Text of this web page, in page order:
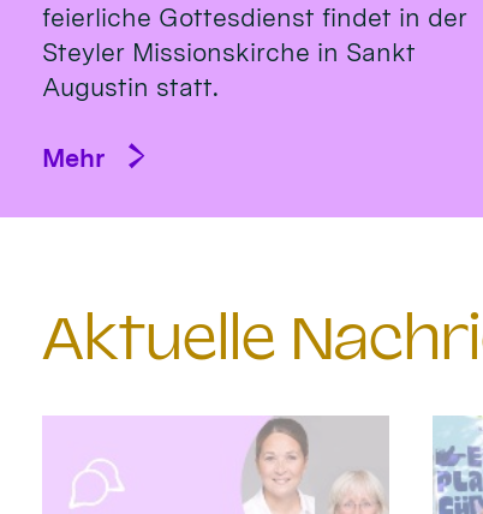
feierliche Gottesdienst findet in der
Steyler Missionskirche in Sankt
Augustin statt.
Mehr
Aktuelle